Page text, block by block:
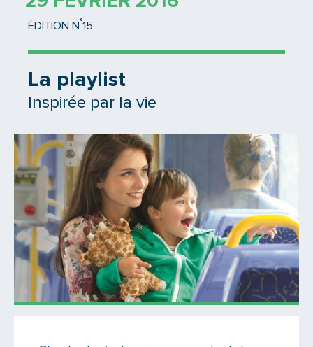
ÉDITION N °15
La playlist
Inspirée par la vie